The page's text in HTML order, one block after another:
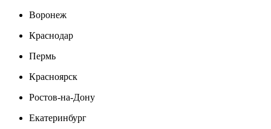
Воронеж
Краснодар
Пермь
Красноярск
Ростов-на-Дону
Екатеринбург